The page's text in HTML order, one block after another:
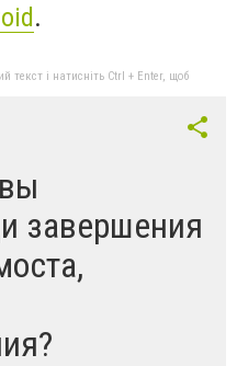
.
текст і натисніть Ctrl + Enter, щоб
завершения